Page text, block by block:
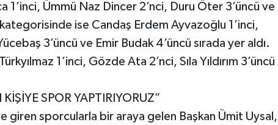
1’inci, Ümmü Naz Dincer 2’nci, Duru Öter 3’üncü ve
ise Candaş Erdem Ayvazoğlu 1’inci,
3’üncü ve Emir Budak 4’üncü sırada yer aldı.
1’inci, Gözde Ata 2’nci, Sıla Yıldırım 3’üncü
SPOR YAPTIRIYORUZ”
giren sporcularla bir araya gelen Başkan Ümit Uysal,